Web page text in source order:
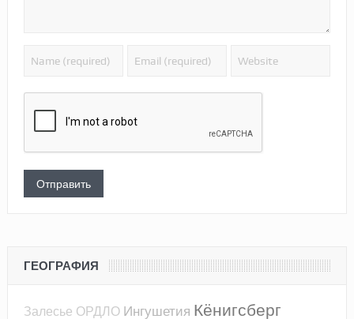
ГЕОГРАФИЯ
Залесье ОРДЛО Ингушетия Кёнигсберг